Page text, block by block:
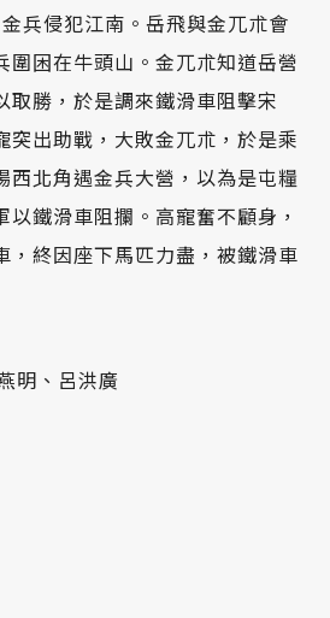
兵侵犯江南。岳飛與金兀朮會
圍困在牛頭山。金兀朮知道岳營
取勝，於是調來鐵滑車阻擊宋
突出助戰，大敗金兀朮，於是乘
西北角遇金兵大營，以為是屯糧
鐵滑車阻攔。高寵奮不顧身，
，終因座下馬匹力盡，被鐵滑車
明、呂洪廣